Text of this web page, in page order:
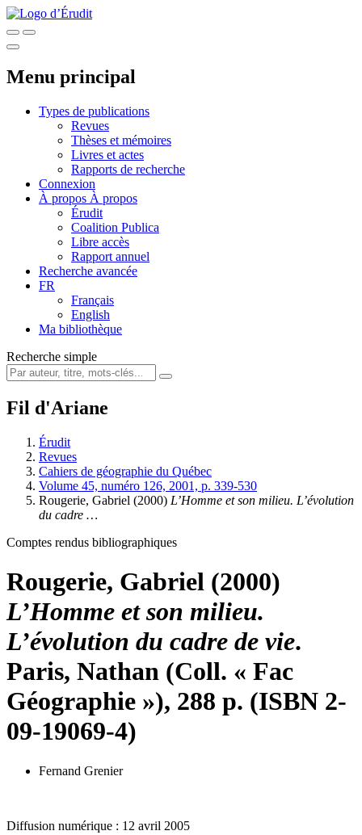
Menu principal
Types de publications
Revues
Thèses et mémoires
Livres et actes
Rapports de recherche
Connexion
À propos À propos
Érudit
Coalition Publica
Libre accès
Rapport annuel
Recherche avancée
FR
Français
English
Ma bibliothèque
Recherche simple
Fil d'Ariane
Érudit
Revues
Cahiers de géographie du Québec
Volume 45, numéro 126, 2001, p. 339-530
Rougerie, Gabriel (2000) L’Homme et son milieu. L’évolution
du cadre …
Comptes rendus bibliographiques
Rougerie, Gabriel (2000)
L’Homme et son milieu.
L’évolution du cadre de vie.
Paris, Nathan (Coll. « Fac
Géographie »), 288 p. (ISBN 2-
09-19069-4)
Fernand Grenier
Diffusion numérique : 12 avril 2005